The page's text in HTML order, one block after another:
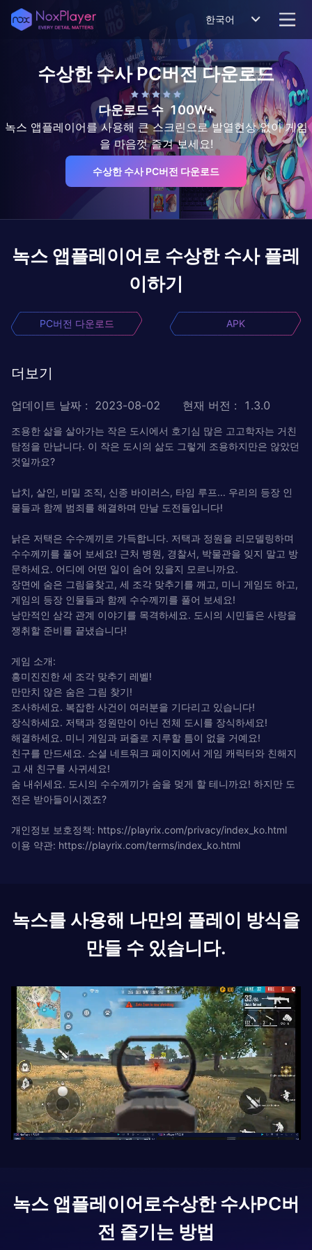
한국어
수상한 수사PC버전 다운로드
다운로드 수 100W+
녹스 앱플레이어를 사용해 큰 스크린으로 발열현상 없이 게임
을 마음껏 즐겨 보세요!
수상한 수사 PC버전 다운로드
녹스 앱플레이어로 수상한 수사 플레
이하기
PC버전 다운로드 APK
더보기
업데이트 날짜 : 2023-08-02 현재 버전 : 1.3.0
조용한 삶을 살아가는 작은 도시에서 호기심 많은 고고학자는 거친
탐정을 만납니다. 이 작은 도시의 삶도 그렇게 조용하지만은 않았던
것일까요?
납치, 살인, 비밀 조직, 신종 바이러스, 타임 루프... 우리의 등장 인
물들과 함께 범죄를 해결하며 만날 도전들입니다!
낡은 저택은 수수께끼로 가득합니다. 저택과 정원을 리모델링하며
수수께끼를 풀어 보세요! 근처 병원, 경찰서, 박물관을 잊지 말고 방
문하세요. 어디에 어떤 일이 숨어 있을지 모르니까요.
장면에 숨은 그림을찾고, 세 조각 맞추기를 깨고, 미니 게임도 하고,
게임의 등장 인물들과 함께 수수께끼를 풀어 보세요!
낭만적인 삼각 관계 이야기를 목격하세요. 도시의 시민들은 사랑을
쟁취할 준비를 끝냈습니다!
게임 소개:
흥미진진한 세 조각 맞추기 레벨!
만만치 않은 숨은 그림 찾기!
조사하세요. 복잡한 사건이 여러분을 기다리고 있습니다!
장식하세요. 저택과 정원만이 아닌 전체 도시를 장식하세요!
해결하세요. 미니 게임과 퍼즐로 지루할 틈이 없을 거예요!
친구를 만드세요. 소셜 네트워크 페이지에서 게임 캐릭터와 친해지
고 새 친구를 사귀세요!
숨 내쉬세요. 도시의 수수께끼가 숨을 멎게 할 테니까요! 하지만 도
전은 받아들이시겠죠?
개인정보 보호정책: https://playrix.com/privacy/index_ko.html
이용 약관: https://playrix.com/terms/index_ko.html
녹스를 사용해 나만의 플레이 방식을
만들 수 있습니다.
녹스 앱플레이어로수상한 수사PC버
전 즐기는 방법